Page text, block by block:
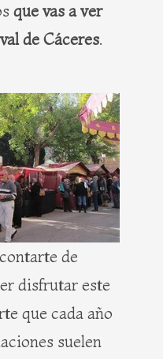
que vas a ver
de Cáceres.
de
disfrutar este
que cada año
suelen